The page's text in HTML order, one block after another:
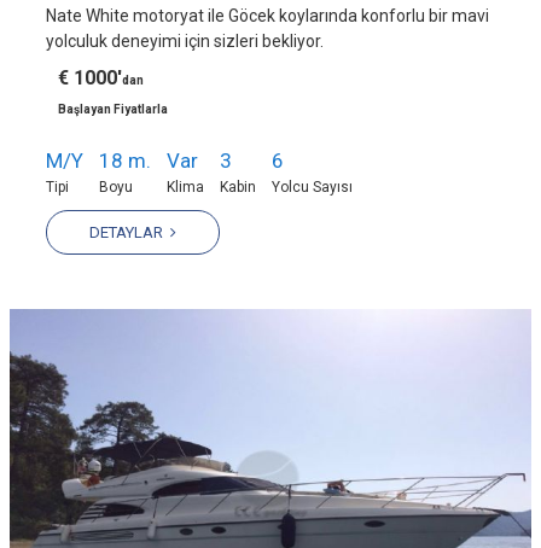
Nate White motoryat ile Göcek koylarında konforlu bir mavi
yolculuk deneyimi için sizleri bekliyor.
€ 1000'dan
Başlayan Fiyatlarla
M/Y
Tipi
18 m.
Boyu
Var
Klima
3
Kabin
6
Yolcu Sayısı
DETAYLAR